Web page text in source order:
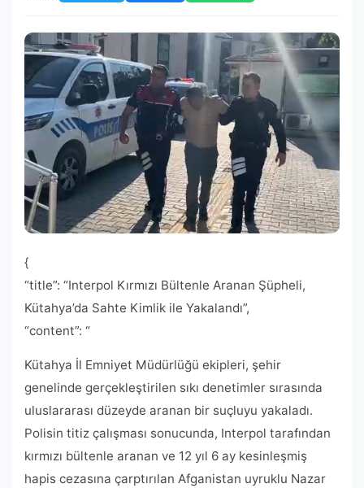
{
“title”: “Interpol Kırmızı Bültenle Aranan Şüpheli,
Kütahya’da Sahte Kimlik ile Yakalandı”,
“content”: “
Kütahya İl Emniyet Müdürlüğü ekipleri, şehir
genelinde gerçekleştirilen sıkı denetimler sırasında
uluslararası düzeyde aranan bir suçluyu yakaladı.
Polisin titiz çalışması sonucunda, Interpol tarafından
kırmızı bültenle aranan ve 12 yıl 6 ay kesinleşmiş
hapis cezasına çarptırılan Afganistan uyruklu Nazar